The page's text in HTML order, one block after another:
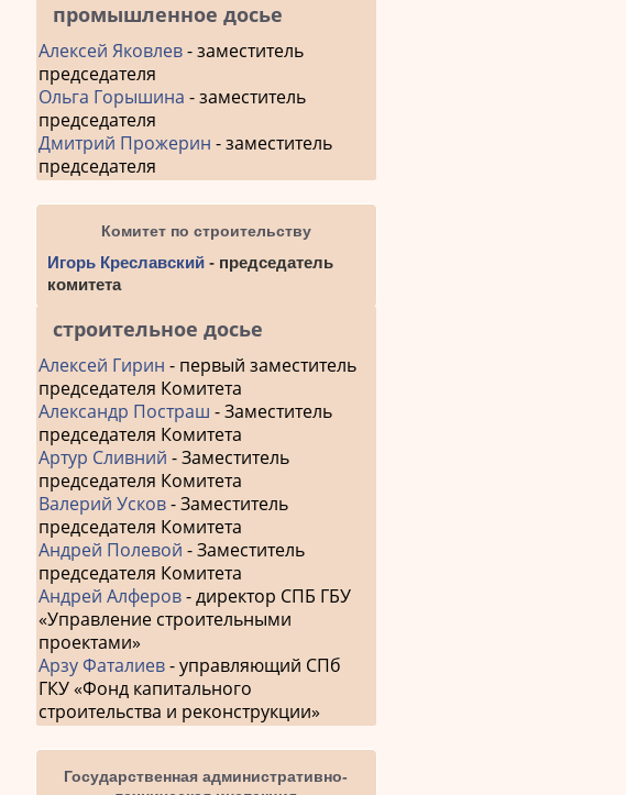
промышленное досье
Алексей Яковлев- заместитель
председателя
Ольга Горышина - заместитель
председателя
Дмитрий Прожерин - заместитель
председателя
Комитет по строительству
Игорь Креславский - председатель
комитета
строительное досье
Алексей Гирин - первый заместитель
председателя Комитета
Александр Постраш - Заместитель
председателя Комитета
Артур Сливний - Заместитель
председателя Комитета
Валерий Усков- Заместитель
председателя Комитета
Андрей Полевой - Заместитель
председателя Комитета
Андрей Алферов- директор СПБ ГБУ
«Управление строительными
проектами»
Арзу Фаталиев- управляющий СПб
ГКУ «Фонд капитального
строительства и реконструкции»
Государственная административно-